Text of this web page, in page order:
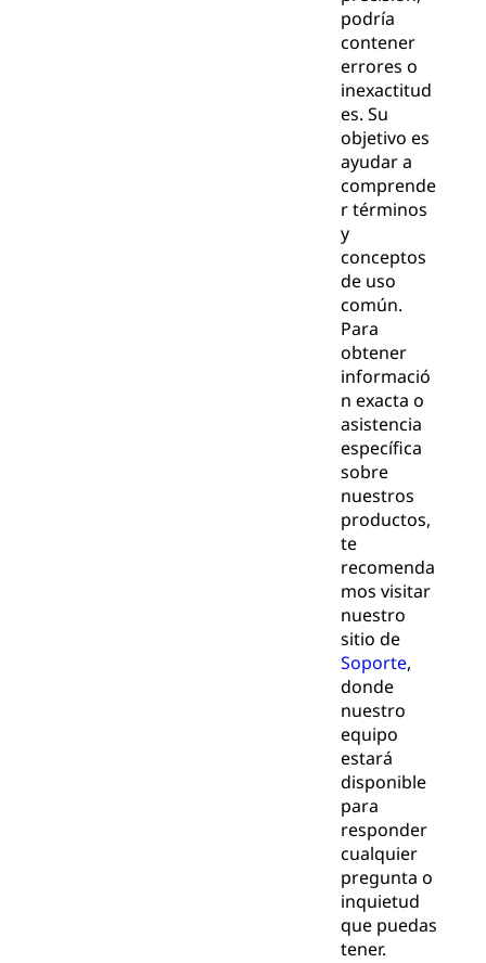
podría
contener
errores o
inexactitud
es. Su
objetivo es
ayudar a
comprende
r términos
y
conceptos
de uso
común.
Para
obtener
informació
n exacta o
asistencia
específica
sobre
nuestros
productos,
te
recomenda
mos visitar
nuestro
sitio de
Soporte,
donde
nuestro
equipo
estará
disponible
para
responder
cualquier
pregunta o
inquietud
que puedas
tener.